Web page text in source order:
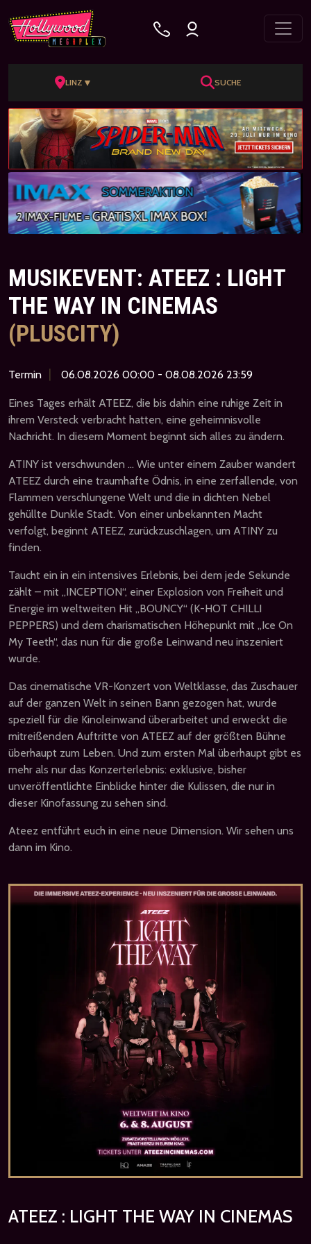
LINZ ▼ SUCHE
MUSIKEVENT: ATEEZ : LIGHT
THE WAY IN CINEMAS
(PLUSCITY)
Termin | 06.08.2026 00:00 - 08.08.2026 23:59
Eines Tages erhält ATEEZ, die bis dahin eine ruhige Zeit in
ihrem Versteck verbracht hatten, eine geheimnisvolle
Nachricht. In diesem Moment beginnt sich alles zu ändern.
ATINY ist verschwunden … Wie unter einem Zauber wandert
ATEEZ durch eine traumhafte Ödnis, in eine zerfallende, von
Flammen verschlungene Welt und die in dichten Nebel
gehüllte Dunkle Stadt. Von einer unbekannten Macht
verfolgt, beginnt ATEEZ, zurückzuschlagen, um ATINY zu
finden.
Taucht ein in ein intensives Erlebnis, bei dem jede Sekunde
zählt – mit „INCEPTION“, einer Explosion von Freiheit und
Energie im weltweiten Hit „BOUNCY“ (K-HOT CHILLI
PEPPERS) und dem charismatischen Höhepunkt mit „Ice On
My Teeth“, das nun für die große Leinwand neu inszeniert
wurde.
Das cinematische VR-Konzert von Weltklasse, das Zuschauer
auf der ganzen Welt in seinen Bann gezogen hat, wurde
speziell für die Kinoleinwand überarbeitet und erweckt die
mitreißenden Auftritte von ATEEZ auf der größten Bühne
überhaupt zum Leben. Und zum ersten Mal überhaupt gibt es
mehr als nur das Konzerterlebnis: exklusive, bisher
unveröffentlichte Einblicke hinter die Kulissen, die nur in
dieser Kinofassung zu sehen sind.
Ateez entführt euch in eine neue Dimension. Wir sehen uns
dann im Kino.
ATEEZ : LIGHT THE WAY IN CINEMAS